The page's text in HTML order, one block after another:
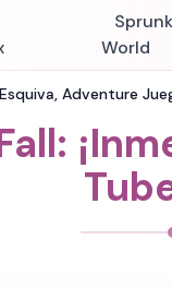
World
Adventure